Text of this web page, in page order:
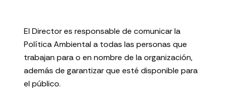
El Director es responsable de comunicar la
Política Ambiental a todas las personas que
trabajan para o en nombre de la organización,
además de garantizar que esté disponible para
el público.